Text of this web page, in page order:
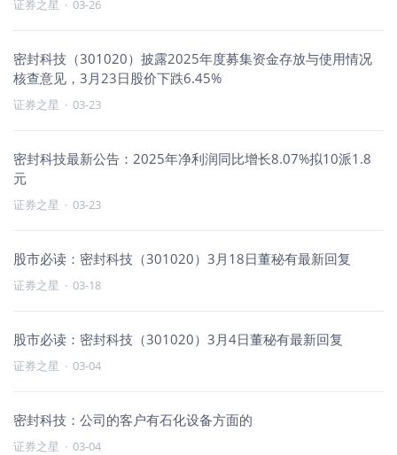
证券之星 · 03-26
密封科技（301020）披露2025年度募集资金存放与使用情况
核查意见，3月23日股价下跌6.45%
证券之星 · 03-23
密封科技最新公告：2025年净利润同比增长8.07%拟10派1.8
元
证券之星 · 03-23
股市必读：密封科技（301020）3月18日董秘有最新回复
证券之星 · 03-18
股市必读：密封科技（301020）3月4日董秘有最新回复
证券之星 · 03-04
密封科技：公司的客户有石化设备方面的
证券之星 · 03-04